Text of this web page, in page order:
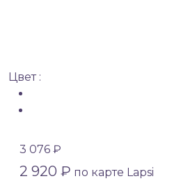
Цвет :
3 076 ₽
2 920 ₽ по карте Lapsi